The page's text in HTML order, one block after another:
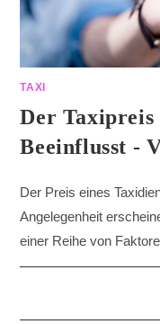
TAXI
Der Taxipreis
Beeinflusst -
Der Preis eines
Angelegenheit
einer Reihe von